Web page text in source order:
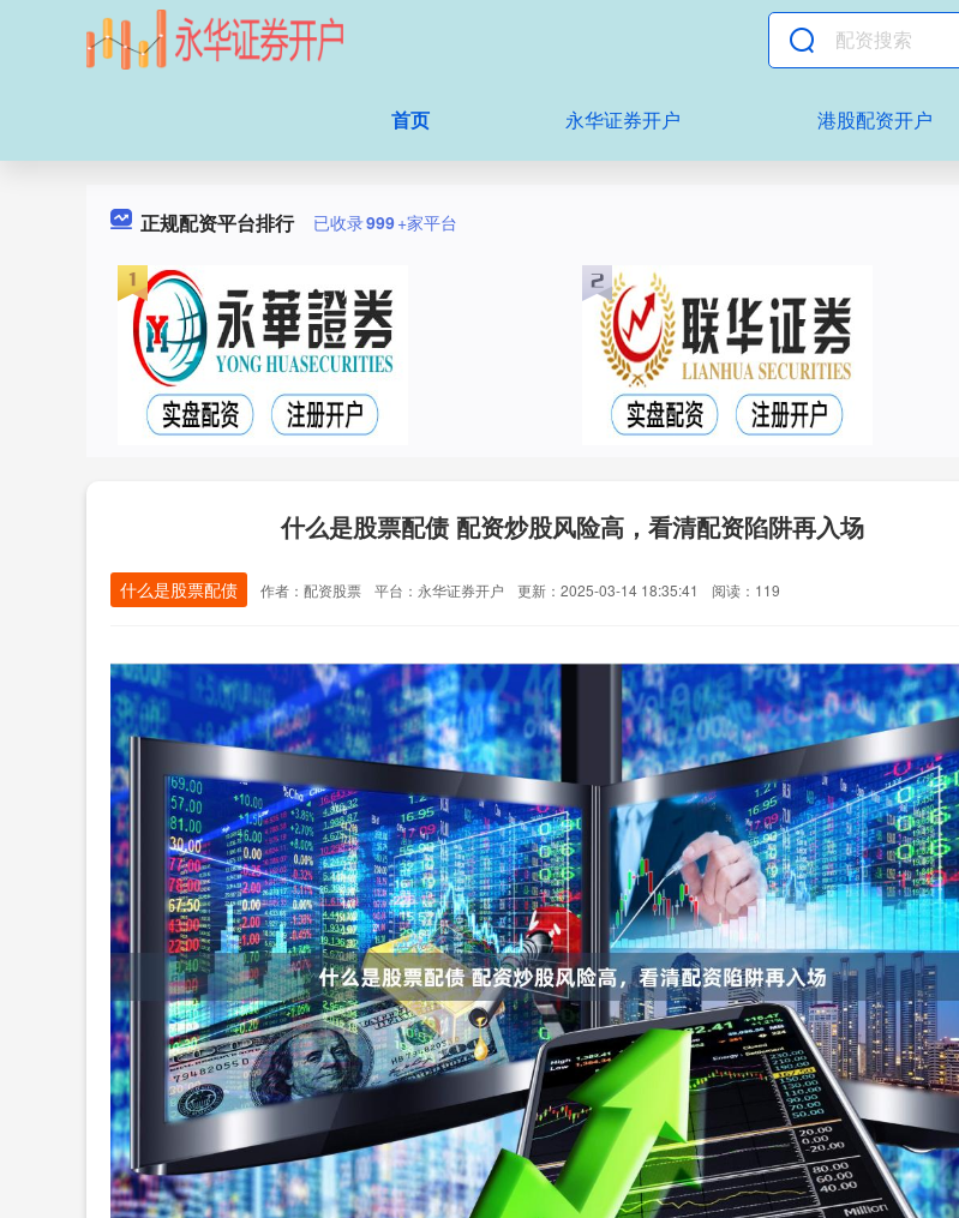
首页 永华证券开户 港股配资开户
正规配资平台排行 已收录999+家平台
什么是股票配债 配资炒股风险高，看清配资陷阱再入场
什么是股票配债 作者：配资股票 平台：永华证券开户 更新：2025-03-14 18:35:41 阅读：119